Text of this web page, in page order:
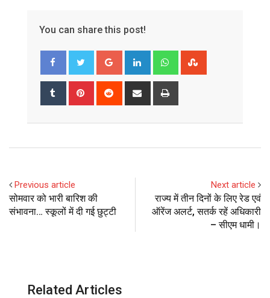
You can share this post!
Google+ LinkedIn Whatsapp
Tumblr Pinterest Reddit
Share
Previous article
सोमवार को भारी बारिश की
संभावना… स्कूलों में दी गई छुट्टी
Next article
राज्य में तीन दिनों के लिए रेड एवं
ऑरेंज अलर्ट, सतर्क रहें अधिकारी
– सीएम धामी।
Related Articles